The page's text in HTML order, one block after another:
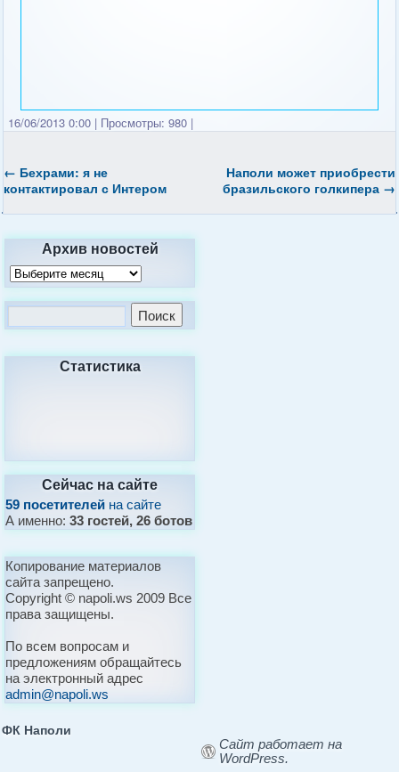
16/06/2013 0:00 | Просмотры: 980 |
← Бехрами: я не
контактировал с Интером
Наполи может приобрести
бразильского голкипера →
Архив новостей
Статистика
Сейчас на сайте
59 посетителей на сайте
А именно:33 гостей, 26 ботов
Копирование материалов
сайта запрещено.
Copyright © napoli.ws 2009 Все
права защищены.
По всем вопросам и
предложениям обращайтесь
на электронный адрес
admin@napoli.ws
ФК Наполи
Сайт работает на
WordPress.